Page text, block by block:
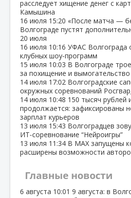
расследует хищение денег с
Камышина
16 июля 15:20 «После матча —
Волгограде пустят
20 июля
16 июля 10:16 УФАС Волгограда
клубных шоу‑программ
15 июля 10:03 В Волгограде
за похищение и вымогательство
14 июля 17:02 Волгоградские
окружных соревнований
14 июля 10:48 150 тысяч рублей
продолжается: зафиксированы
зарплат курьеров
13 июля 15:43 Волгоградцев
ИТ‑соревнование “Нейроигры”
13 июля 11:34 В МАХ запущены
расширены возможности
Главные новости
6 августа 10:01 9 августа: в